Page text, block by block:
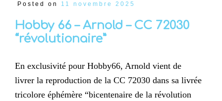
Posted on 11 novembre 2025
Hobby 66 – Arnold – CC 72030
“révolutionaire”
En exclusivité pour Hobby66, Arnold vient de
livrer la reproduction de la CC 72030 dans sa livrée
tricolore éphémère “bicentenaire de la révolution